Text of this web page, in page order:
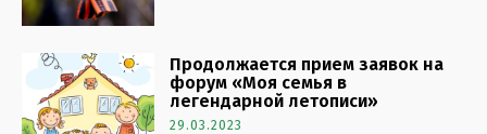
Продолжается прием заявок на
форум «Моя семья в
легендарной летописи»
29.03.2023